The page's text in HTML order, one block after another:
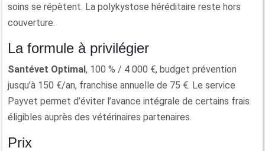
soins se répètent. La polykystose héréditaire reste hors
couverture.
La formule à privilégier
Santévet Optimal, 100 % / 4 000 €, budget prévention
jusqu’à 150 €/an, franchise annuelle de 75 €. Le service
Payvet permet d’éviter l’avance intégrale de certains frais
éligibles auprès des vétérinaires partenaires.
Prix